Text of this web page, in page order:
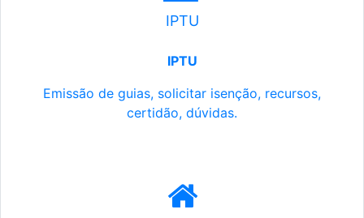
IPTU
IPTU
Emissão de guias, solicitar isenção, recursos,
certidão, dúvidas.